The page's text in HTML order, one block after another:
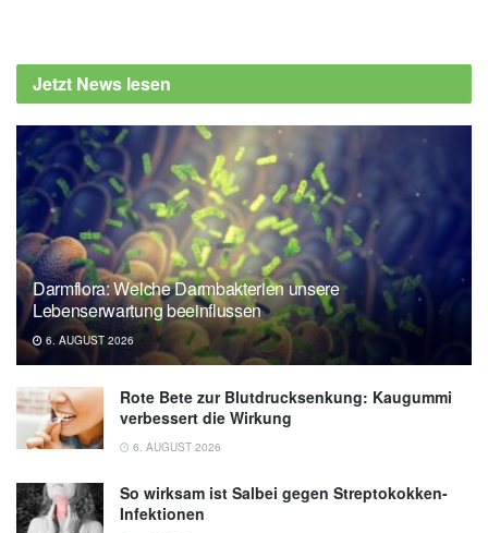
Jetzt News lesen
Darmflora: Welche Darmbakterien unsere
Lebenserwartung beeinflussen
6. AUGUST 2026
Rote Bete zur Blutdrucksenkung: Kaugummi
verbessert die Wirkung
6. AUGUST 2026
So wirksam ist Salbei gegen Streptokokken-
Infektionen